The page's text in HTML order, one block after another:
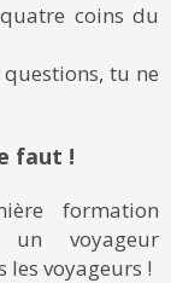
coins du
tu ne
faut !
formation
voyageur
voyageurs !